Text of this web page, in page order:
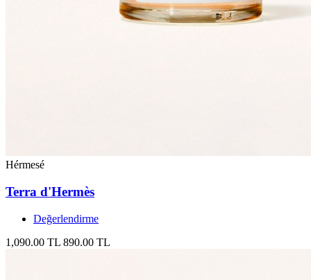
Hérmesé
Terra d'Hermès
Değerlendirme
1,090.00 TL 890.00 TL